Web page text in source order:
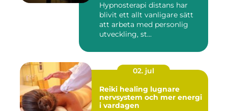
Hypnosterapi distans har
blivit ett allt vanligare sätt
att arbeta med personlig
utveckling, st...
02. jul
Reiki healing lugnare
nervsystem och mer energi
i vardagen